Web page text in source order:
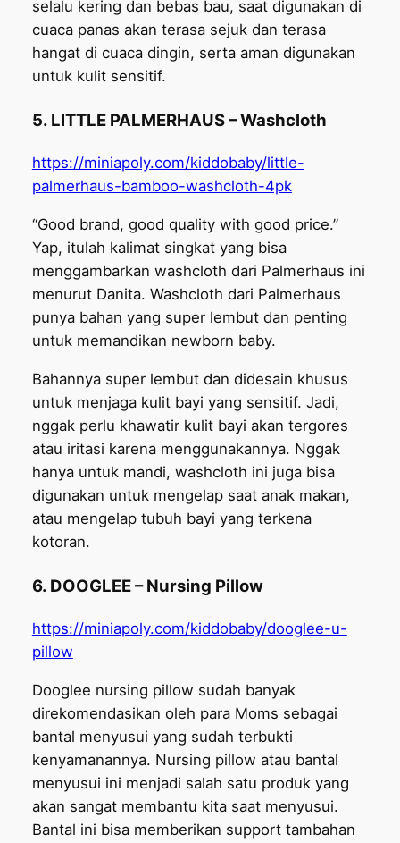
selalu kering dan bebas bau, saat digunakan di
cuaca panas akan terasa sejuk dan terasa
hangat di cuaca dingin, serta aman digunakan
untuk kulit sensitif.
5. LITTLE PALMERHAUS – Washcloth
https://miniapoly.com/kiddobaby/little-
palmerhaus-bamboo-washcloth-4pk
“Good brand, good quality with good price.”
Yap, itulah kalimat singkat yang bisa
menggambarkan washcloth dari Palmerhaus ini
menurut Danita. Washcloth dari Palmerhaus
punya bahan yang super lembut dan penting
untuk memandikan newborn baby.
Bahannya super lembut dan didesain khusus
untuk menjaga kulit bayi yang sensitif. Jadi,
nggak perlu khawatir kulit bayi akan tergores
atau iritasi karena menggunakannya. Nggak
hanya untuk mandi, washcloth ini juga bisa
digunakan untuk mengelap saat anak makan,
atau mengelap tubuh bayi yang terkena
kotoran.
6. DOOGLEE – Nursing Pillow
https://miniapoly.com/kiddobaby/dooglee-u-
pillow
Dooglee nursing pillow sudah banyak
direkomendasikan oleh para Moms sebagai
bantal menyusui yang sudah terbukti
kenyamanannya. Nursing pillow atau bantal
menyusui ini menjadi salah satu produk yang
akan sangat membantu kita saat menyusui.
Bantal ini bisa memberikan support tambahan